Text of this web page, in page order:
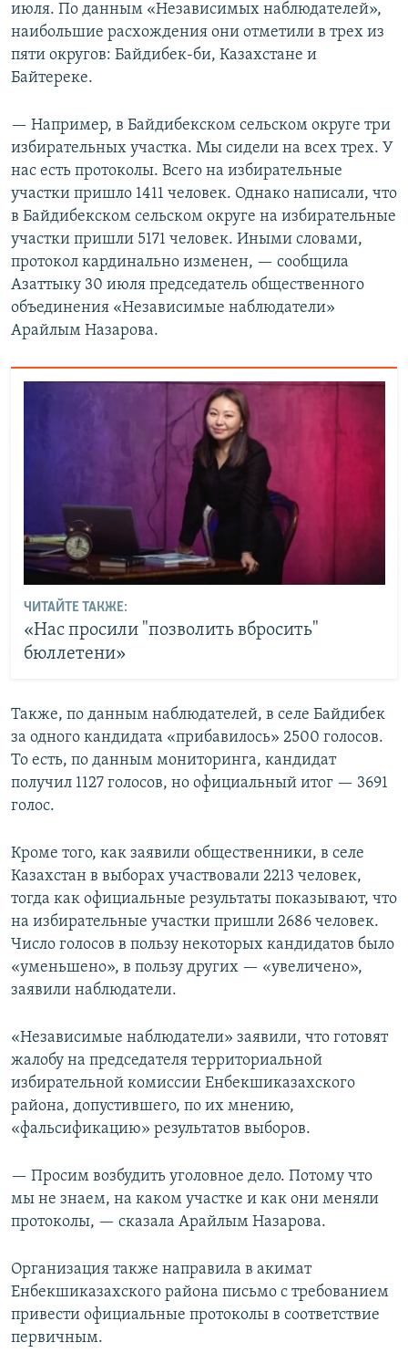
июля. По данным «Независимых наблюдателей»,
наибольшие расхождения они отметили в трех из
пяти округов: Байдибек-би, Казахстане и
Байтереке.
— Например, в Байдибекском сельском округе три
избирательных участка. Мы сидели на всех трех. У
нас есть протоколы. Всего на избирательные
участки пришло 1411 человек. Однако написали, что
в Байдибекском сельском округе на избирательные
участки пришли 5171 человек. Иными словами,
протокол кардинально изменен, — сообщила
Азаттыку 30 июля председатель общественного
объединения «Независимые наблюдатели»
Арайлым Назарова.
ЧИТАЙТЕ ТАКЖЕ:
«Нас просили "позволить вбросить"
бюллетени»
Также, по данным наблюдателей, в селе Байдибек
за одного кандидата «прибавилось» 2500 голосов.
То есть, по данным мониторинга, кандидат
получил 1127 голосов, но официальный итог — 3691
голос.
Кроме того, как заявили общественники, в селе
Казахстан в выборах участвовали 2213 человек,
тогда как официальные результаты показывают, что
на избирательные участки пришли 2686 человек.
Число голосов в пользу некоторых кандидатов было
«уменьшено», в пользу других — «увеличено»,
заявили наблюдатели.
«Независимые наблюдатели» заявили, что готовят
жалобу на председателя территориальной
избирательной комиссии Енбекшиказахского
района, допустившего, по их мнению,
«фальсификацию» результатов выборов.
— Просим возбудить уголовное дело. Потому что
мы не знаем, на каком участке и как они меняли
протоколы, — сказала Арайлым Назарова.
Организация также направила в акимат
Енбекшиказахского района письмо с требованием
привести официальные протоколы в соответствие
первичным.